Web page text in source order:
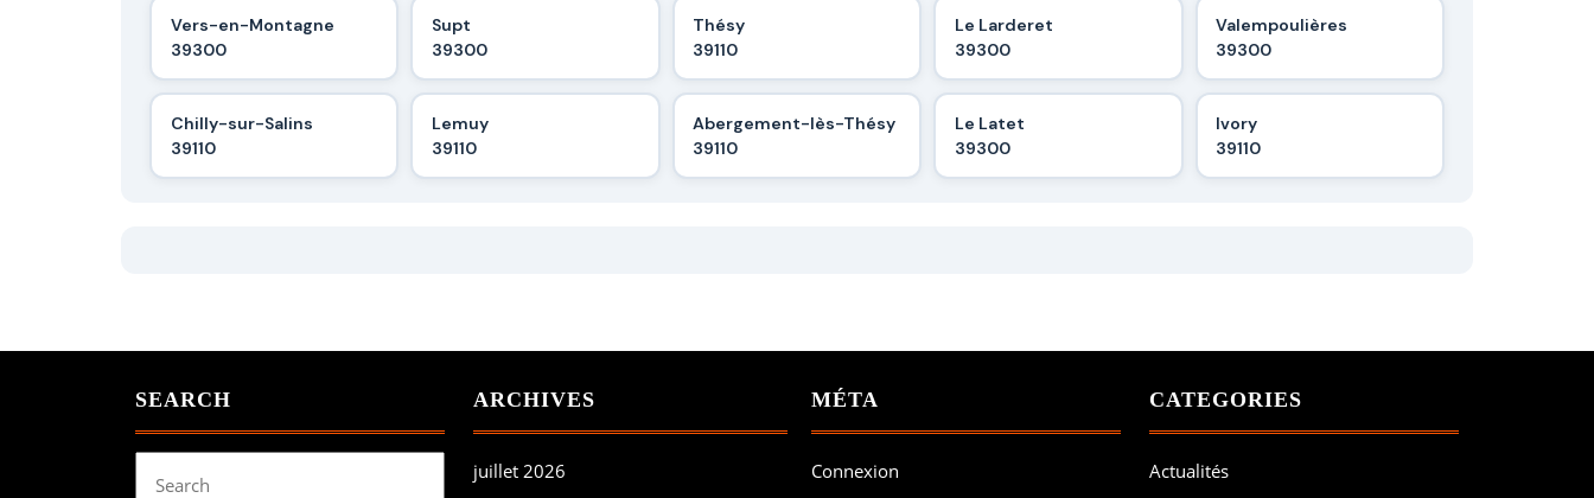
Vers-en-Montagne
39300
Supt
39300
Thésy
39110
Le Larderet
39300
Valempoulières
39300
Chilly-sur-Salins
39110
Lemuy
39110
Abergement-lès-Thésy
39110
Le Latet
39300
Ivory
39110
SEARCH
for:
ARCHIVES
juillet 2026
MÉTA
Connexion
CATEGORIES
Actualités